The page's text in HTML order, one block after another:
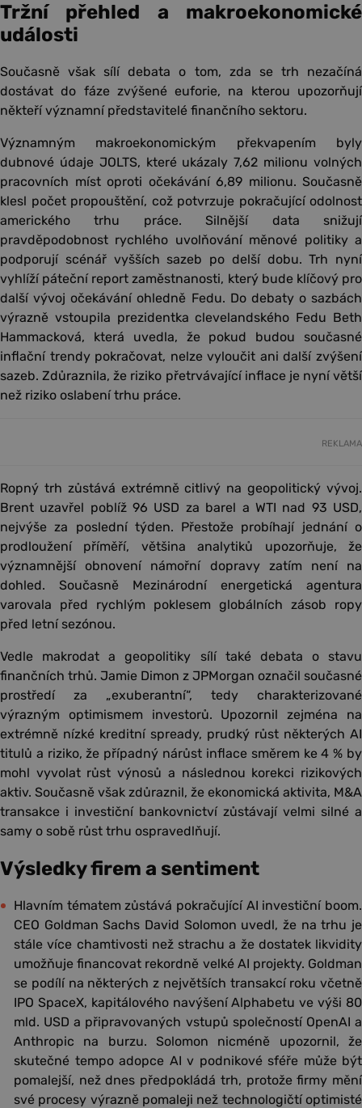
Tržní přehled a makroekonomické
události
Současně však sílí debata o tom, zda se trh nezačíná
dostávat do fáze zvýšené euforie, na kterou upozorňují
někteří významní představitelé finančního sektoru.
Významným makroekonomickým překvapením byly
dubnové údaje JOLTS, které ukázaly 7,62 milionu volných
pracovních míst oproti očekávání 6,89 milionu. Současně
klesl počet propouštění, což potvrzuje pokračující odolnost
amerického trhu práce. Silnější data snižují
pravděpodobnost rychlého uvolňování měnové politiky a
podporují scénář vyšších sazeb po delší dobu. Trh nyní
vyhlíží páteční report zaměstnanosti, který bude klíčový pro
další vývoj očekávání ohledně Fedu. Do debaty o sazbách
výrazně vstoupila prezidentka clevelandského Fedu Beth
Hammacková, která uvedla, že pokud budou současné
inflační trendy pokračovat, nelze vyloučit ani další zvýšení
sazeb. Zdůraznila, že riziko přetrvávající inflace je nyní větší
než riziko oslabení trhu práce.
REKLAMA
Ropný trh zůstává extrémně citlivý na geopolitický vývoj.
Brent uzavřel poblíž 96 USD za barel a WTI nad 93 USD,
nejvýše za poslední týden. Přestože probíhají jednání o
prodloužení příměří, většina analytiků upozorňuje, že
významnější obnovení námořní dopravy zatím není na
dohled. Současně Mezinárodní energetická agentura
varovala před rychlým poklesem globálních zásob ropy
před letní sezónou.
Vedle makrodat a geopolitiky sílí také debata o stavu
finančních trhů. Jamie Dimon z JPMorgan označil současné
prostředí za „exuberantní“, tedy charakterizované
výrazným optimismem investorů. Upozornil zejména na
extrémně nízké kreditní spready, prudký růst některých AI
titulů a riziko, že případný nárůst inflace směrem ke 4 % by
mohl vyvolat růst výnosů a následnou korekci rizikových
aktiv. Současně však zdůraznil, že ekonomická aktivita, M&A
transakce i investiční bankovnictví zůstávají velmi silné a
samy o sobě růst trhu ospravedlňují.
Výsledky firem a sentiment
Hlavním tématem zůstává pokračující AI investiční boom.
CEO Goldman Sachs David Solomon uvedl, že na trhu je
stále více chamtivosti než strachu a že dostatek likvidity
umožňuje financovat rekordně velké AI projekty. Goldman
se podílí na některých z největších transakcí roku včetně
IPO SpaceX, kapitálového navýšení Alphabetu ve výši 80
mld. USD a připravovaných vstupů společností OpenAI a
Anthropic na burzu. Solomon nicméně upozornil, že
skutečné tempo adopce AI v podnikové sféře může být
pomalejší, než dnes předpokládá trh, protože firmy mění
své procesy výrazně pomaleji než technologičtí optimisté